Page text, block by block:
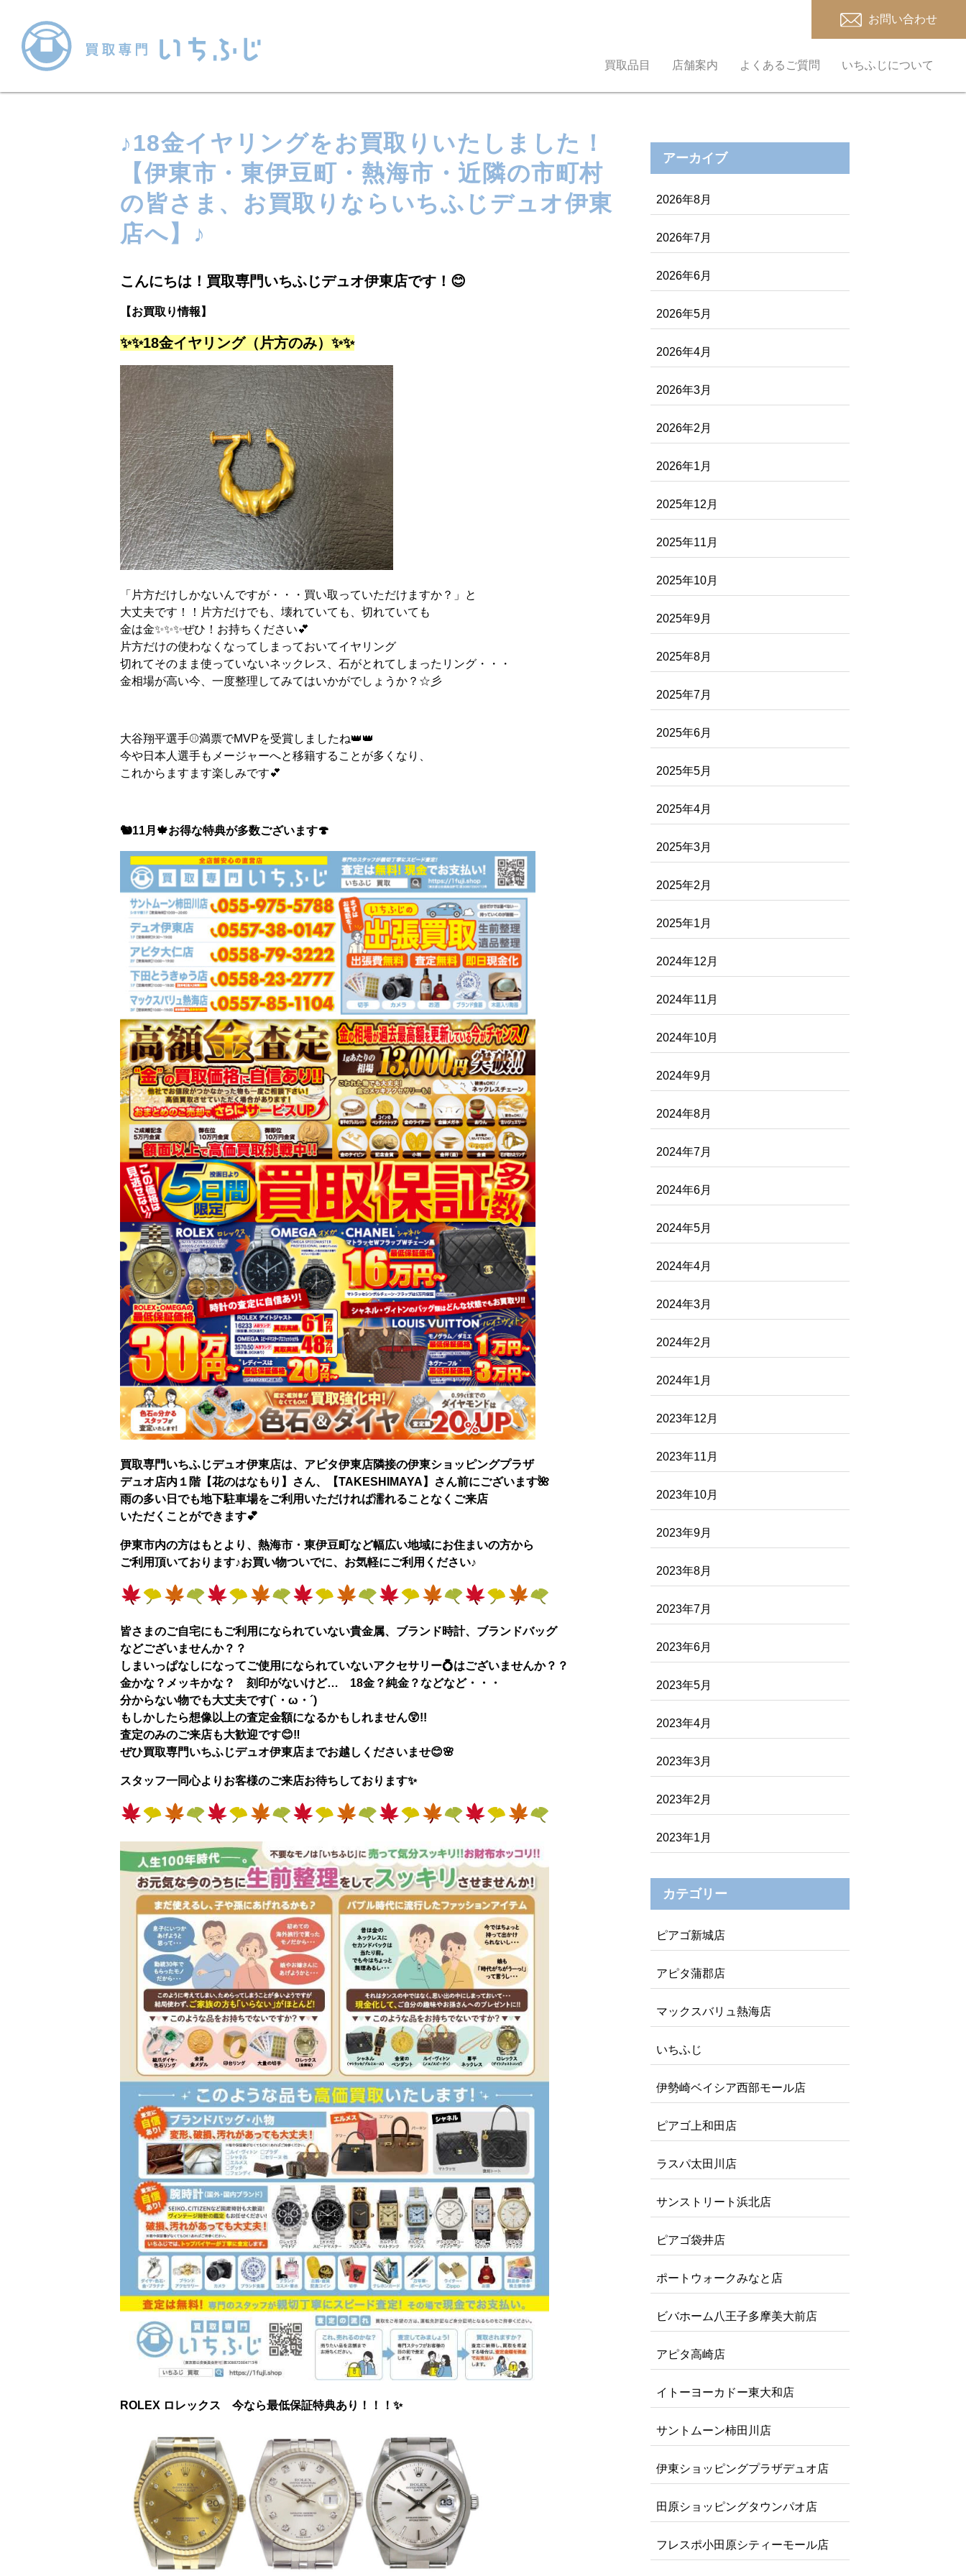
お問い合わせ
買取品目 店舗案内 よくあるご質問 いちふじについて
♪18金イヤリングをお買取りいたしました！
【伊東市・東伊豆町・熱海市・近隣の市町村
の皆さま、お買取りならいちふじデュオ伊東
店へ】♪
こんにちは！買取専門いちふじデュオ伊東店です！😊
【お買取り情報】
✨✨18金イヤリング（片方のみ）✨✨
「片方だけしかないんですが・・・買い取っていただけますか？」と
大丈夫です！！片方だけでも、壊れていても、切れていても
金は金✨✨✨ぜひ！お持ちください💕
片方だけの使わなくなってしまっておいてイヤリング
切れてそのまま使っていないネックレス、石がとれてしまったリング・・・
金相場が高い今、一度整理してみてはいかがでしょうか？☆彡
大谷翔平選手⚾満票でMVPを受賞しましたね👑👑
今や日本人選手もメージャーへと移籍することが多くなり、
これからますます楽しみです💕
🐿11月🍁お得な特典が多数ございます🍄
買取専門いちふじデュオ伊東店は、アピタ伊東店隣接の伊東ショッピングプラザ
デュオ店内１階【花のはなもり】さん、【TAKESHIMAYA】さん前にございます🌺
雨の多い日でも地下駐車場をご利用いただければ濡れることなくご来店
いただくことができます💕
伊東市内の方はもとより、熱海市・東伊豆町など幅広い地域にお住まいの方から
ご利用頂いております♪お買い物ついでに、お気軽にご利用ください♪
皆さまのご自宅にもご利用になられていない貴金属、ブランド時計、ブランドバッグ
などございませんか？？
しまいっぱなしになってご使用になられていないアクセサリー💍はございませんか？？
金かな？メッキかな？ 刻印がないけど… 18金？純金？などなど・・・
分からない物でも大丈夫です(`・ω・´)
もしかしたら想像以上の査定金額になるかもしれません😲!!
査定のみのご来店も大歓迎です😊‼
ぜひ買取専門いちふじデュオ伊東店までお越しくださいませ😊🌸
スタッフ一同心よりお客様のご来店お待ちしております✨
ROLEX ロレックス 今なら最低保証特典あり！！！✨
アーカイブ
2026年8月
2026年7月
2026年6月
2026年5月
2026年4月
2026年3月
2026年2月
2026年1月
2025年12月
2025年11月
2025年10月
2025年9月
2025年8月
2025年7月
2025年6月
2025年5月
2025年4月
2025年3月
2025年2月
2025年1月
2024年12月
2024年11月
2024年10月
2024年9月
2024年8月
2024年7月
2024年6月
2024年5月
2024年4月
2024年3月
2024年2月
2024年1月
2023年12月
2023年11月
2023年10月
2023年9月
2023年8月
2023年7月
2023年6月
2023年5月
2023年4月
2023年3月
2023年2月
2023年1月
カテゴリー
ピアゴ新城店
アピタ蒲郡店
マックスバリュ熱海店
いちふじ
伊勢崎ベイシア西部モール店
ピアゴ上和田店
ラスパ太田川店
サンストリート浜北店
ピアゴ袋井店
ポートウォークみなと店
ビバホーム八王子多摩美大前店
アピタ高崎店
イトーヨーカドー東大和店
サントムーン柿田川店
伊東ショッピングプラザデュオ店
田原ショッピングタウンパオ店
フレスポ小田原シティーモール店